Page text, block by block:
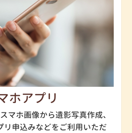
ホアプリ
マホ画像から遺影写真作成、
リ申込みなどをご利用いただ